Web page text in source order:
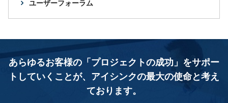
ユーザーフォーラム
あらゆるお客様の「プロジェクトの成功」をサポー
トしていくことが、 アイシンクの最大の使命と考え
ております。